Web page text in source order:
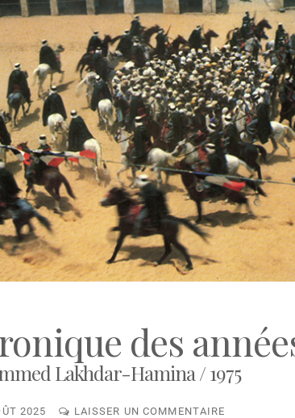
des
Lakhdar-Hamina / 1975
2025 LAISSER UN COMMENTAIRE